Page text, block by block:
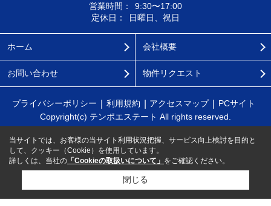
営業時間：
9:30〜17:00
定休日：
日曜日、祝日
ホーム 会社概要
お問い合わせ 物件リクエスト
プライバシーポリシー 利用規約 アクセスマップ
PCサイト
Copyright(c) テンポエステート All rights reserved.
当サイトでは、お客様の当サイト利用状況把握、サービス向上検討を目的と
して、クッキー（Cookie）を使用しています。
詳しくは、当社の 「Cookieの取扱いについて」 をご確認ください。
閉じる